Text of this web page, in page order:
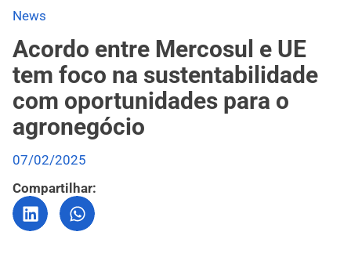
News
Acordo entre Mercosul e UE
tem foco na sustentabilidade
com oportunidades para o
agronegócio
07/02/2025
Compartilhar: